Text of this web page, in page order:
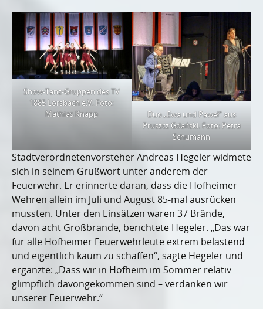
Show-Tanz-Gruppen des TV
1885 Lorsbach e.V. Foto:
Mathias Knapp
Duo „Ewa und Paweł“ aus
Pruszcz Gdański. Foto: Petra
Schumann
Stadtverordnetenvorsteher Andreas Hegeler widmete
sich in seinem Grußwort unter anderem der
Feuerwehr. Er erinnerte daran, dass die Hofheimer
Wehren allein im Juli und August 85-mal ausrücken
mussten. Unter den Einsätzen waren 37 Brände,
davon acht Großbrände, berichtete Hegeler. „Das war
für alle Hofheimer Feuerwehrleute extrem belastend
und eigentlich kaum zu schaffen“, sagte Hegeler und
ergänzte: „Dass wir in Hofheim im Sommer relativ
glimpflich davongekommen sind – verdanken wir
unserer Feuerwehr.“